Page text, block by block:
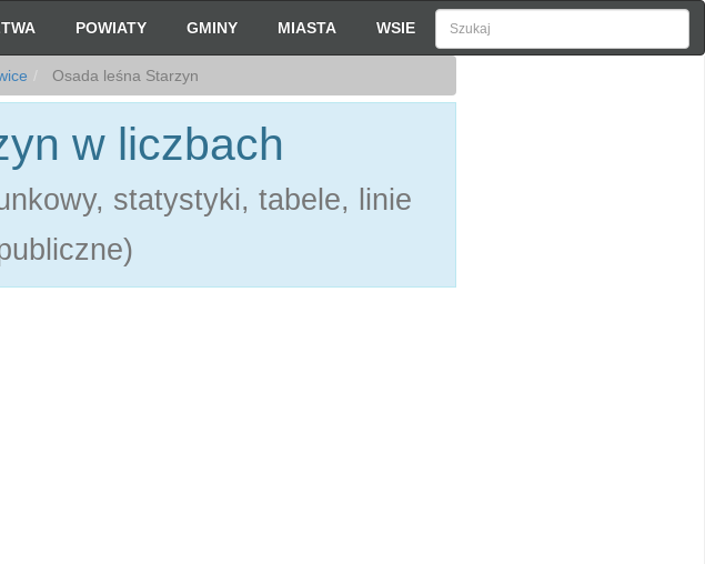
POWIATY GMINY MIASTA WSIE
Osada leśna Starzyn
w liczbach
statystyki, tabele, linie